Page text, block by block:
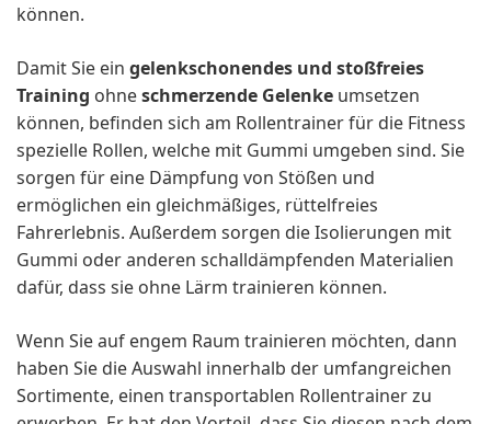
können.
Damit Sie ein gelenkschonendes und stoßfreies
Training ohneschmerzende Gelenke umsetzen
können, befinden sich am Rollentrainer für die Fitness
spezielle Rollen, welche mit Gummi umgeben sind. Sie
sorgen für eine Dämpfung von Stößen und
ermöglichen ein gleichmäßiges, rüttelfreies
Fahrerlebnis. Außerdem sorgen die Isolierungen mit
Gummi oder anderen schalldämpfenden Materialien
dafür, dass sie ohne Lärm trainieren können.
Wenn Sie auf engem Raum trainieren möchten, dann
haben Sie die Auswahl innerhalb der umfangreichen
Sortimente, einen transportablen Rollentrainer zu